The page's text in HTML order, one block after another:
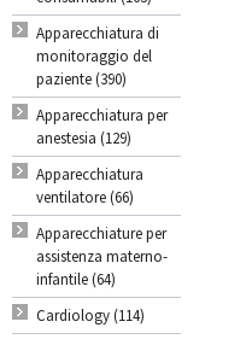
Apparecchiatura di
monitoraggio del
paziente (390)
Apparecchiatura per
anestesia (129)
Apparecchiatura
ventilatore (66)
Apparecchiature per
assistenza materno-
infantile (64)
Cardiology (114)